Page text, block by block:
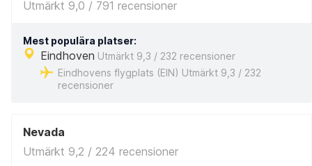
Utmärkt 9,0 / 791 recensioner
Mest populära platser:
Eindhoven Utmärkt 9,3 / 232 recensioner
Eindhovens flygplats (EIN) Utmärkt 9,3 / 232
recensioner
Nevada
Utmärkt 9,2 / 224 recensioner